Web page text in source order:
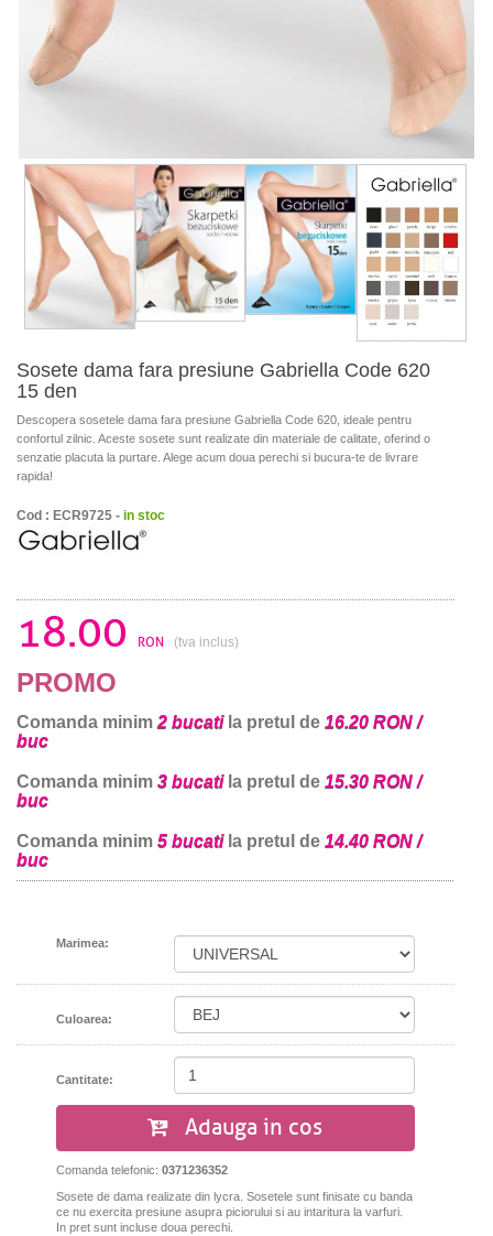
Sosete dama fara presiune Gabriella Code 620
15 den
Descopera sosetele dama fara presiune Gabriella Code 620, ideale pentru
confortul zilnic. Aceste sosete sunt realizate din materiale de calitate, oferind o
senzatie placuta la purtare. Alege acum doua perechi si bucura-te de livrare
rapida!
Cod : ECR9725 - in stoc
18.00 RON (tva inclus)
PROMO
Comanda minim 2 bucatila pretul de 16.20 RON /
buc
Comanda minim 3 bucatila pretul de 15.30 RON /
buc
Comanda minim 5 bucatila pretul de 14.40 RON /
buc
Marimea:
Culoarea:
Cantitate:
Adauga in cos
Comanda telefonic: 0371236352
Sosete de dama realizate din lycra. Sosetele sunt finisate cu banda
ce nu exercita presiune asupra piciorului si au intaritura la varfuri.
In pret sunt incluse doua perechi.